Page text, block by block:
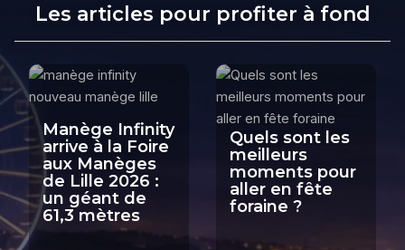
Les articles pour profiter à fond
Manège Infinity
arrive à la Foire
aux Manèges
de Lille 2026 :
un géant de
61,3 mètres
Quels sont les
meilleurs
moments pour
aller en fête
foraine ?